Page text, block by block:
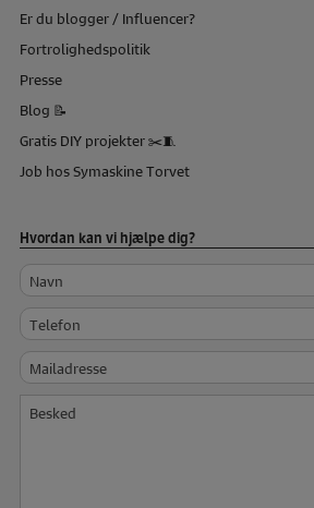
Er du blogger / Influencer?
Fortrolighedspolitik
Presse
Blog 📝
Gratis DIY projekter ✂️🧵
Job hos Symaskine Torvet
Hvordan kan vi hjælpe dig?
Navn
Telefon
Mailadresse
Besked